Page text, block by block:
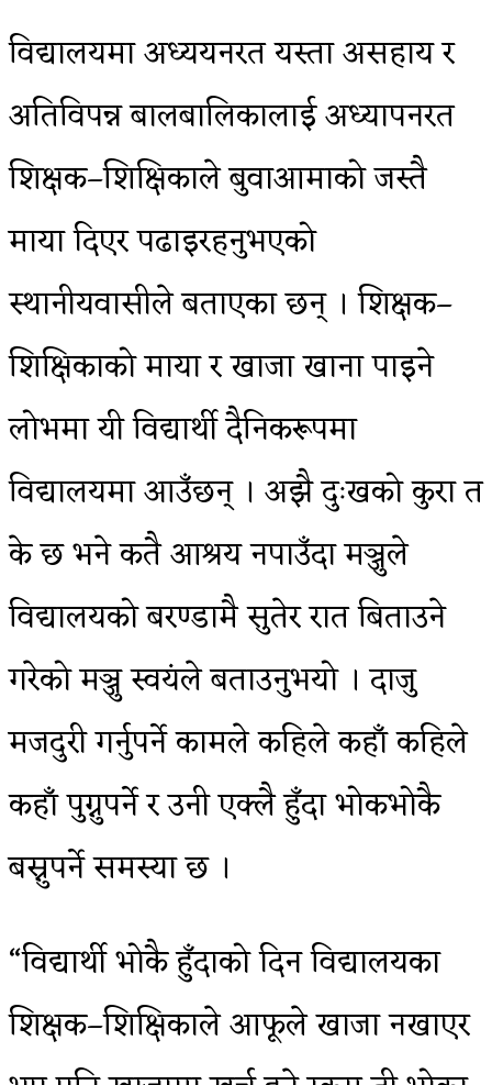
विद्यालयमा अध्ययनरत यस्ता असहाय र
अतिविपन्न बालबालिकालाई अध्यापनरत
शिक्षक–शिक्षिकाले बुवाआमाको जस्तै
माया दिएर पढाइरहनुभएको
स्थानीयवासीले बताएका छन् । शिक्षक–
शिक्षिकाको माया र खाजा खाना पाइने
लोभमा यी विद्यार्थी दैनिकरूपमा
विद्यालयमा आउँछन् । अझै दुःखको कुरा त
के छ भने कतै आश्रय नपाउँदा मञ्जुले
विद्यालयको बरण्डामै सुतेर रात बिताउने
गरेको मञ्जु स्वयंले बताउनुभयो । दाजु
मजदुरी गर्नुपर्ने कामले कहिले कहाँ कहिले
कहाँ पुग्नुपर्ने र उनी एक्लै हुँदा भोकभोकै
बस्नुपर्ने समस्या छ ।
“विद्यार्थी भोकै हुँदाको दिन विद्यालयका
शिक्षक–शिक्षिकाले आफूले खाजा नखाएर